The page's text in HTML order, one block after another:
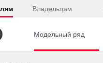
Владельцам
Модельный ряд